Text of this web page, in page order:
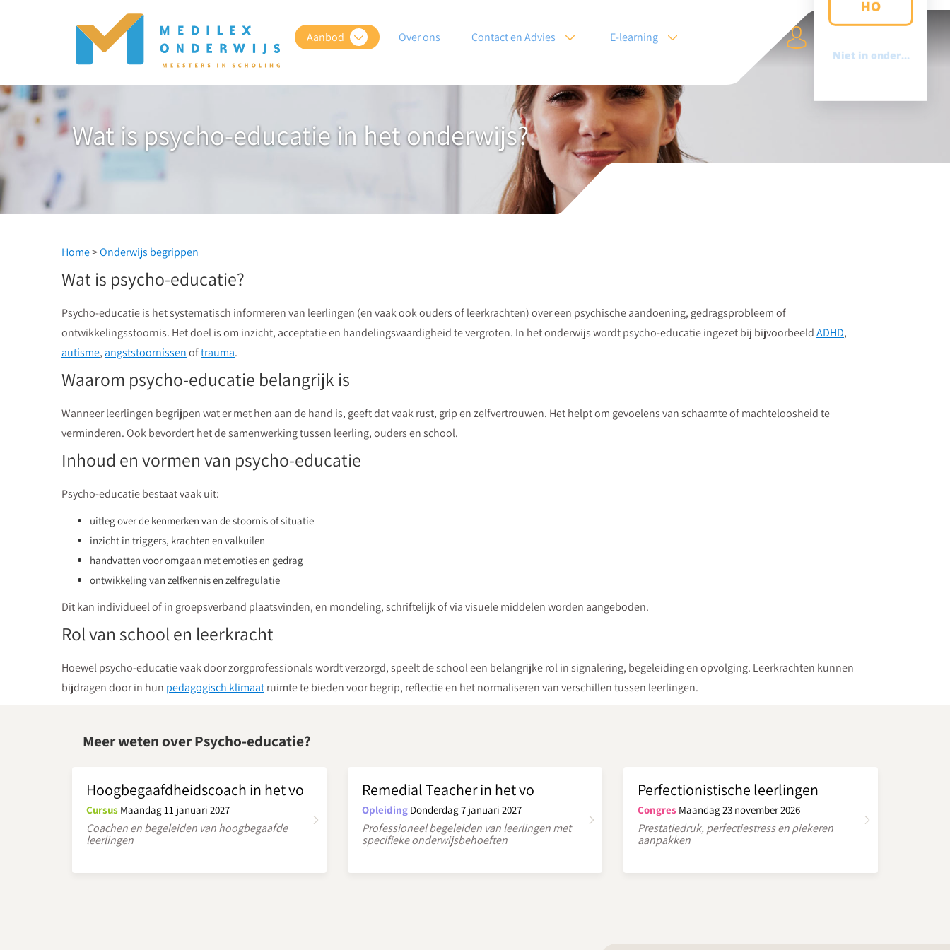
Aanbod Over ons Contact en Advies E-learning Login
Wat is psycho-educatie in het onderwijs?
Home>Onderwijs begrippen
Wat is psycho-educatie?
Psycho-educatie is het systematisch informeren van leerlingen (en vaak ook ouders of leerkrachten) over een psychische aandoening, gedragsprobleem of
ontwikkelingsstoornis. Het doel is om inzicht, acceptatie en handelingsvaardigheid te vergroten. In het onderwijs wordt psycho-educatie ingezet bij bijvoorbeeldADHD,
autisme, angststoornissenoftrauma.
Waarom psycho-educatie belangrijk is
Wanneer leerlingen begrijpen wat er met hen aan de hand is, geeft dat vaak rust, grip en zelfvertrouwen. Het helpt om gevoelens van schaamte of machteloosheid te
verminderen. Ook bevordert het de samenwerking tussen leerling, ouders en school.
Inhoud en vormen van psycho-educatie
Psycho-educatie bestaat vaak uit:
uitleg over de kenmerken van de stoornis of situatie
inzicht in triggers, krachten en valkuilen
handvatten voor omgaan met emoties en gedrag
ontwikkeling van zelfkennis en zelfregulatie
Dit kan individueel of in groepsverband plaatsvinden, en mondeling, schriftelijk of via visuele middelen worden aangeboden.
Rol van school en leerkracht
Hoewel psycho-educatie vaak door zorgprofessionals wordt verzorgd, speelt de school een belangrijke rol in signalering, begeleiding en opvolging. Leerkrachten kunnen
bijdragen door in hun pedagogisch klimaatruimte te bieden voor begrip, reflectie en het normaliseren van verschillen tussen leerlingen.
Meer weten over Psycho-educatie?
Hoogbegaafdheidscoach in het vo
Cursus Maandag 11 januari 2027
Coachen en begeleiden van hoogbegaafde
leerlingen
Remedial Teacher in het vo
Opleiding Donderdag 7 januari 2027
Professioneel begeleiden van leerlingen met
specifieke onderwijsbehoeften
Perfectionistische leerlingen
Congres Maandag 23 november 2026
Prestatiedruk, perfectiestress en piekeren
aanpakken